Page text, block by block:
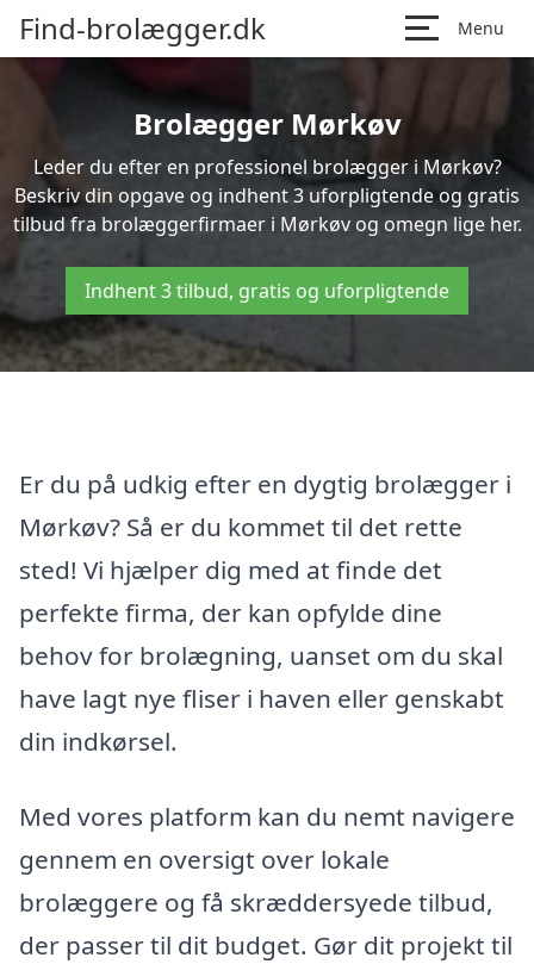
Find-brolægger.dk Menu
Brolægger Mørkøv
Leder du efter en professionel brolægger i Mørkøv?
Beskriv din opgave og indhent 3 uforpligtende og gratis
tilbud fra brolæggerfirmaer i Mørkøv og omegn lige her.
Indhent 3 tilbud, gratis og uforpligtende
Er du på udkig efter en dygtig brolægger i
Mørkøv? Så er du kommet til det rette
sted! Vi hjælper dig med at finde det
perfekte firma, der kan opfylde dine
behov for brolægning, uanset om du skal
have lagt nye fliser i haven eller genskabt
din indkørsel.
Med vores platform kan du nemt navigere
gennem en oversigt over lokale
brolæggere og få skræddersyede tilbud,
der passer til dit budget. Gør dit projekt til